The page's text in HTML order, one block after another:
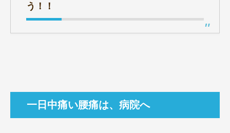
う！！
一日中痛い腰痛は、病院へ